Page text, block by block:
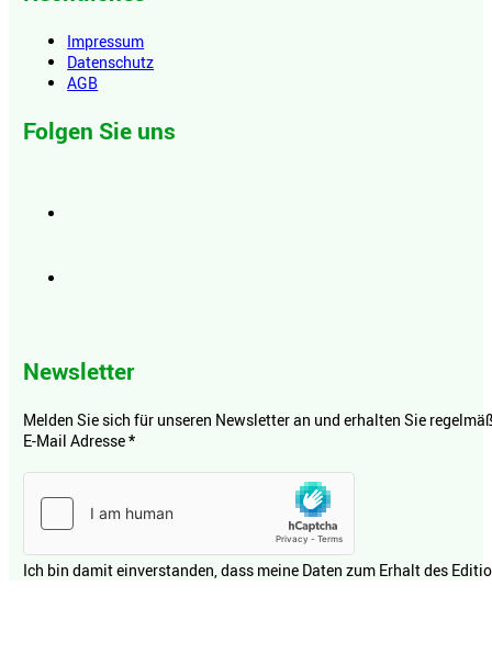
Impressum
Datenschutz
AGB
Folgen Sie uns
Newsletter
Melden Sie sich für unseren Newsletter an und erhalten Sie
E-Mail Adresse*
Ich bin damit einverstanden, dass meine Daten zum Erhalt des